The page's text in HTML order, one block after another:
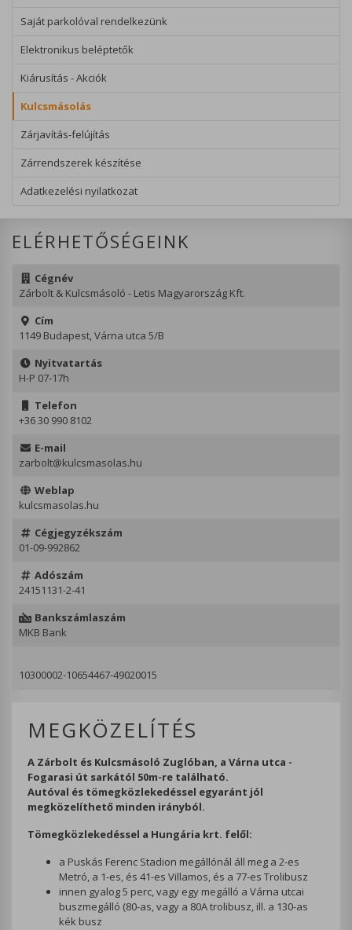
Saját parkolóval rendelkezünk
Elektronikus beléptetők
Kiárusítás - Akciók
Kulcsmásolás
Zárjavítás-felújítás
Zárrendszerek készítése
Adatkezelési nyilatkozat
ELÉRHETŐSÉGEINK
Cégnév
Zárbolt & Kulcsmásoló - Letis Magyarország Kft.
Cím
1149 Budapest, Várna utca 5/B
Nyitvatartás
H-P 07-17h
Telefon
+36 30 990 8102
E-mail
zarbolt@kulcsmasolas.hu
Weblap
kulcsmasolas.hu
Cégjegyzékszám
01-09-992862
Adószám
24151131-2-41
Bankszámlaszám
MKB Bank
10300002-10654467-49020015
MEGKÖZELÍTÉS
A Zárbolt és Kulcsmásoló Zuglóban, a Várna utca -
Fogarasi út sarkától 50m-re található.
Autóval és tömegközlekedéssel egyaránt jól
megközelíthető minden irányból.
Tömegközlekedéssel a Hungária krt. felől:
a Puskás Ferenc Stadion megállónál áll meg a 2-es
Metró, a 1-es, és 41-es Villamos, és a 77-es Trolibusz
innen gyalog 5 perc, vagy egy megálló a Várna utcai
buszmegálló (80-as, vagy a 80A trolibusz, ill. a 130-as
kék busz